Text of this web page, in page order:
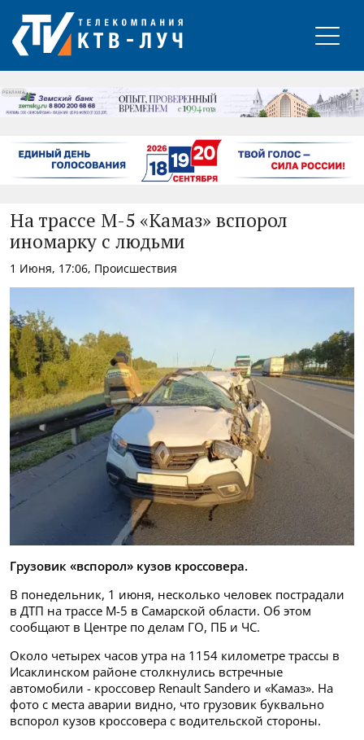
РЕКЛАМА
На трассе М-5 «Камаз» вспорол
иномарку с людьми
1 Июня, 17:06, Происшествия
Грузовик «вспорол» кузов кроссовера.
В понедельник, 1 июня, несколько человек пострадали
в ДТП на трассе М-5 в Самарской области. Об этом
сообщают в Центре по делам ГО, ПБ и ЧС.
Около четырех часов утра на 1154 километре трассы в
Исаклинском районе столкнулись встречные
автомобили - кроссовер Renault Sandero и «Камаз». На
фото с места аварии видно, что грузовик буквально
вспорол кузов кроссовера с водительской стороны.